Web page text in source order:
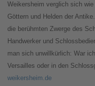
Weikersheim verglich sich
Göttern und Helden der
die berühmten Zwerge des
Handwerker und
man sich unwillkürlich: War
Versailles oder in den
weikersheim.de